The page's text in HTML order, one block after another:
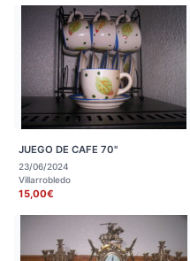
JUEGO DE CAFE 70"
23/06/2024
Villarrobledo
15,00€